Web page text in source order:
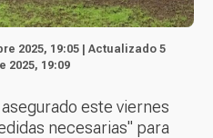
2025, 19:05 | Actualizado 5
2025, 19:09
este viernes
necesarias" para